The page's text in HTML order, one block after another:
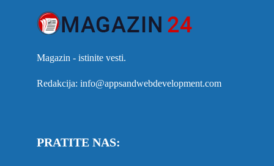
Magazin - istinite vesti.
Redakcija: info@appsandwebdevelopment.com
PRATITE NAS: